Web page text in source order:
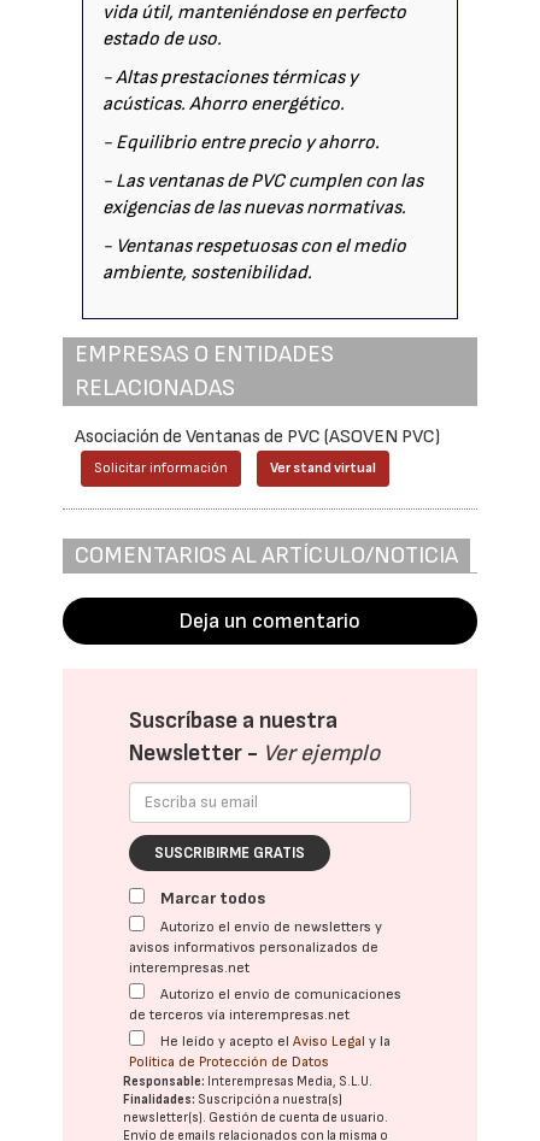
vida útil, manteniéndose en perfecto
estado de uso.
- Altas prestaciones térmicas y
acústicas. Ahorro energético.
- Equilibrio entre precio y ahorro.
- Las ventanas de PVC cumplen con las
exigencias de las nuevas normativas.
- Ventanas respetuosas con el medio
ambiente, sostenibilidad.
EMPRESAS O ENTIDADES
RELACIONADAS
Asociación de Ventanas de PVC (ASOVEN PVC)
Solicitar información Ver stand virtual
COMENTARIOS AL ARTÍCULO/NOTICIA
Deja un comentario
Suscríbase a nuestra
Newsletter - Ver ejemplo
SUSCRIBIRME GRATIS
Marcar todos
Autorizo el envío de newsletters y
avisos informativos personalizados de
interempresas.net
Autorizo el envío de comunicaciones
de terceros vía interempresas.net
He leído y acepto elAviso Legal y la
Política de Protección de Datos
Responsable: Interempresas Media, S.L.U.
Finalidades: Suscripción a nuestra(s)
newsletter(s). Gestión de cuenta de usuario.
Envío de emails relacionados con la misma o